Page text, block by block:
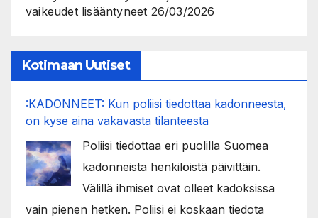
vaikeudet lisääntyneet 26/03/2026
Kotimaan Uutiset
:KADONNEET: Kun poliisi tiedottaa kadonneesta,
on kyse aina vakavasta tilanteesta
Poliisi tiedottaa eri puolilla Suomea
kadonneista henkilöistä päivittäin.
Välillä ihmiset ovat olleet kadoksissa
vain pienen hetken. Poliisi ei koskaan tiedota